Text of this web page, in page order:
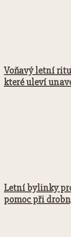
Voňavý letní
které uleví
Letní bylinky
pomoc při